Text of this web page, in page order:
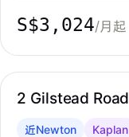
S$3,024/月起
诺维娜 & 大巴窑
2 Gilstead Road
近Newton Kaplan